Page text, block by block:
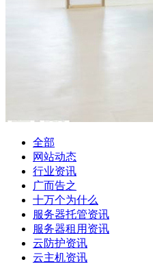
全部
网站动态
行业资讯
广而告之
十万个为什么
服务器托管资讯
服务器租用资讯
云防护资讯
云主机资讯